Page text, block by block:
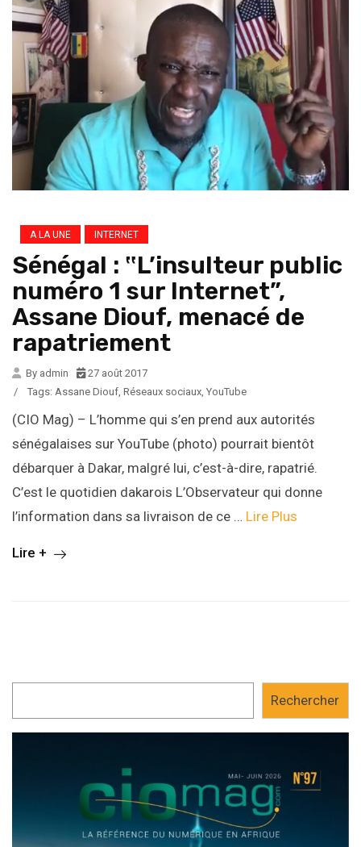
A LA UNE INTERNET
Sénégal : ‟L’insulteur public
numéro 1 sur Internet”,
Assane Diouf, menacé de
rapatriement
By admin
27 août 2017
/
Tags: Assane Diouf Réseaux sociaux YouTube
(CIO Mag) – L’homme qui s’en prend aux autorités
sénégalaises sur YouTube (photo) pourrait bientôt
débarquer à Dakar, malgré lui, c’est-à-dire, rapatrié.
C’est le quotidien dakarois L’Observateur qui donne
l’information dans sa livraison de ce … Lire Plus
Lire +
Rechercher